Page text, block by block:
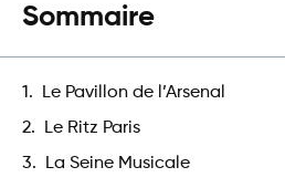
Sommaire
Le Pavillon de l’Arsenal
Le Ritz Paris
La Seine Musicale